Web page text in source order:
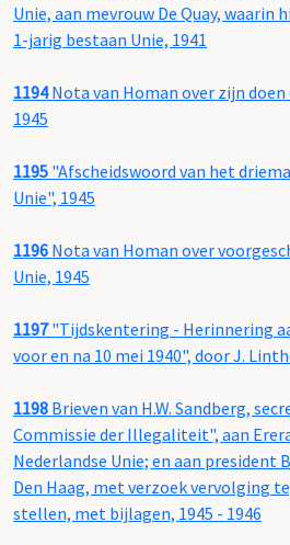
Unie, aan mevrouw De Quay,
1-jarig bestaan Unie, 1941
1194Nota van Homan over zijn doen
1945
1195 "Afscheidswoord van het
Unie", 1945
1196 Nota van Homan over
Unie, 1945
1197"Tijdskentering - Herinnering
voor en na 10 mei 1940", door J.
1198 Brieven van H.W. Sandberg,
Commissie der Illegaliteit", aan
Nederlandse Unie; en aan president
Den Haag, met verzoek vervolging
stellen, met bijlagen, 1945 - 1946